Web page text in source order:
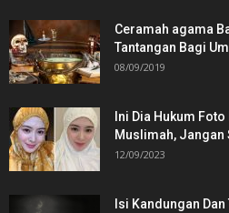
Ceramah agama
Tantangan Bagi
08/09/2019
Ini Dia Hukum
Muslimah, Jangan
12/09/2023
Isi Kandungan